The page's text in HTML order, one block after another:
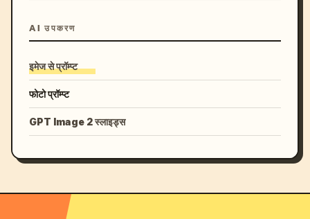
AI उपकरण
इमेज से प्रॉम्प्ट
फोटो प्रॉम्प्ट
GPT Image 2 स्लाइड्स